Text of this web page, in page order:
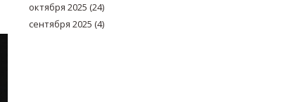
октября 2025 (24)
сентября 2025 (4)